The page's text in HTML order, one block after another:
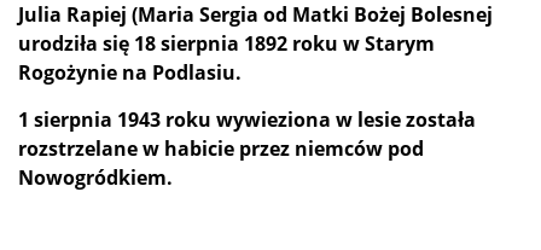
Julia Rapiej (Maria Sergia od Matki Bożej Bolesnej
urodziła się 18 sierpnia 1892 roku w Starym
Rogożynie na Podlasiu.
1 sierpnia 1943 roku wywieziona w lesie została
rozstrzelane w habicie przez niemców pod
Nowogródkiem.